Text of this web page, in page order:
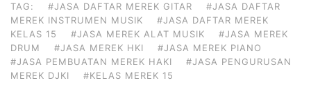
TAG: #JASA DAFTAR MEREK GITAR
#JASA DAFTAR
MEREK INSTRUMEN MUSIK
#JASA DAFTAR MEREK
KELAS 15
#JASA MEREK ALAT MUSIK
#JASA MEREK
DRUM
#JASA MEREK HKI
#JASA MEREK PIANO
#JASA PEMBUATAN MEREK HAKI
#JASA PENGURUSAN
MEREK DJKI
#KELAS MEREK 15